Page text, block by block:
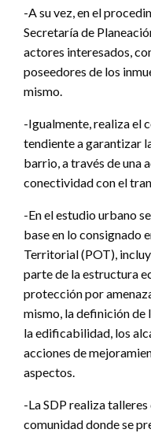
-A su vez, en el
Secretaría de
actores interesados,
poseedores de los
mismo.
-Igualmente, realiza el
tendiente a garantizar
barrio, a través de una
conectividad con el
-En el estudio urbano
base en lo consignado
Territorial (POT),
parte de la estructura
protección por
mismo, la definición de
la edificabilidad, los
acciones de
aspectos.
-La SDP realiza
comunidad donde se